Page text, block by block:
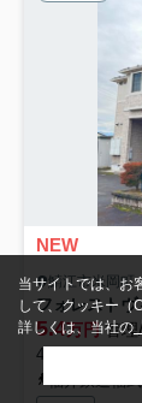
NEW
鯖江市米岡町
フォレストヴ
5.4万円管
44.60㎡
当サイトでは、お
して、クッキー（
詳しくは、当社の